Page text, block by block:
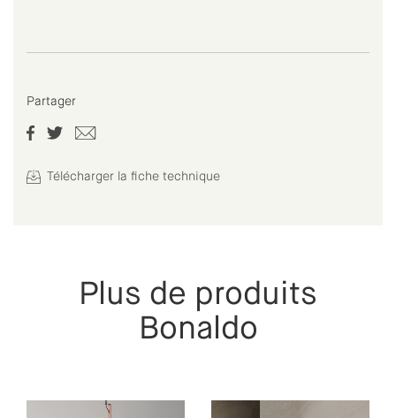
Partager
Télécharger la fiche technique
Plus de produits
Bonaldo